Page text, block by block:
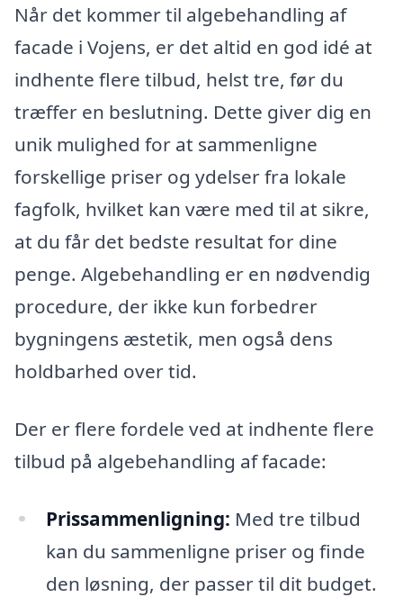
Når det kommer til algebehandling af
facade i Vojens, er det altid en god idé at
indhente flere tilbud, helst tre, før du
træffer en beslutning. Dette giver dig en
unik mulighed for at sammenligne
forskellige priser og ydelser fra lokale
fagfolk, hvilket kan være med til at sikre,
at du får det bedste resultat for dine
penge. Algebehandling er en nødvendig
procedure, der ikke kun forbedrer
bygningens æstetik, men også dens
holdbarhed over tid.
Der er flere fordele ved at indhente flere
tilbud på algebehandling af facade:
Prissammenligning: Med tre tilbud
kan du sammenligne priser og finde
den løsning, der passer til dit budget.